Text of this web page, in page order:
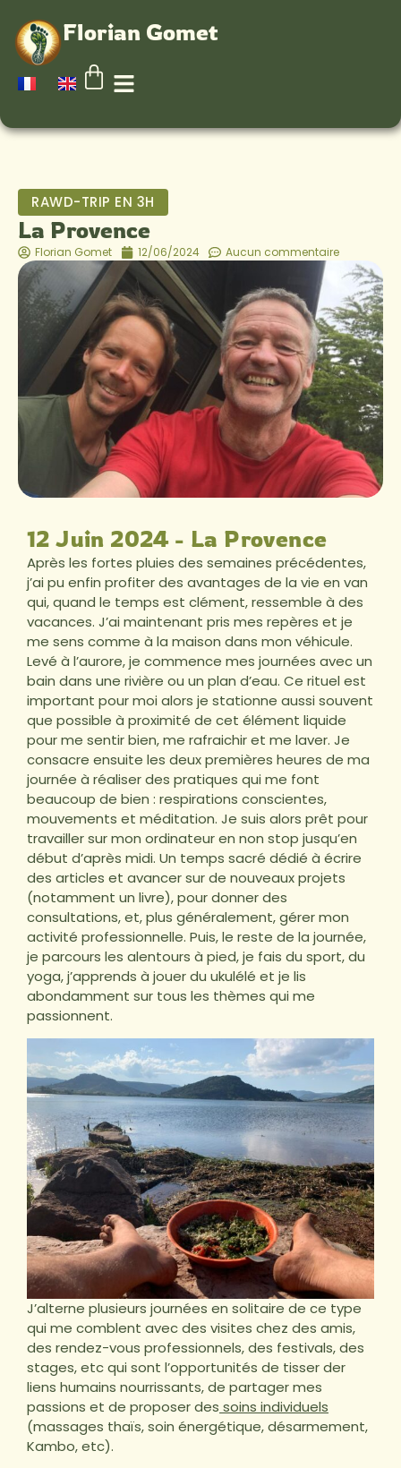
Florian Gomet
RAWD-TRIP EN 3H
La Provence
Florian Gomet 12/06/2024 Aucun commentaire
12 Juin 2024 - La Provence
Après les fortes pluies des semaines précédentes,
j’ai pu enfin profiter des avantages de la vie en van
qui, quand le temps est clément, ressemble à des
vacances. J’ai maintenant pris mes repères et je
me sens comme à la maison dans mon véhicule.
Levé à l’aurore, je commence mes journées avec un
bain dans une rivière ou un plan d’eau. Ce rituel est
important pour moi alors je stationne aussi souvent
que possible à proximité de cet élément liquide
pour me sentir bien, me rafraichir et me laver. Je
consacre ensuite les deux premières heures de ma
journée à réaliser des pratiques qui me font
beaucoup de bien : respirations conscientes,
mouvements et méditation. Je suis alors prêt pour
travailler sur mon ordinateur en non stop jusqu’en
début d’après midi. Un temps sacré dédié à écrire
des articles et avancer sur de nouveaux projets
(notamment un livre), pour donner des
consultations, et, plus généralement, gérer mon
activité professionnelle. Puis, le reste de la journée,
je parcours les alentours à pied, je fais du sport, du
yoga, j’apprends à jouer du ukulélé et je lis
abondamment sur tous les thèmes qui me
passionnent.
J’alterne plusieurs journées en solitaire de ce type
qui me comblent avec des visites chez des amis,
des rendez-vous professionnels, des festivals, des
stages, etc qui sont l’opportunités de tisser der
liens humains nourrissants, de partager mes
passions et de proposer des soins individuels
(massages thaïs, soin énergétique, désarmement,
Kambo, etc).